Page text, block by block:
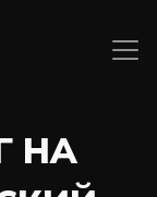
НА